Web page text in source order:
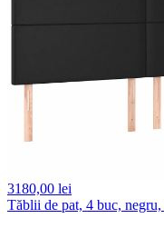
3180,00 lei
Tăblii de pat, 4 buc,